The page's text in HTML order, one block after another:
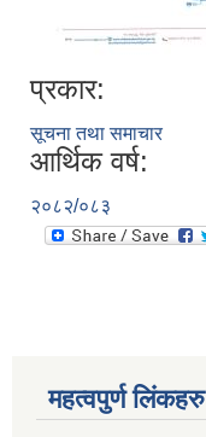
प्रकार:
सूचना तथा समाचार
आर्थिक वर्ष:
२०८२/०८३
महत्वपुर्ण लिंकहरु